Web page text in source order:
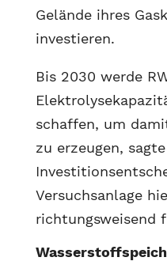
Gelände ihres
investieren.
Bis 2030 werde
schaffen, um
zu erzeugen,
Versuchsanlage
richtungsweisend